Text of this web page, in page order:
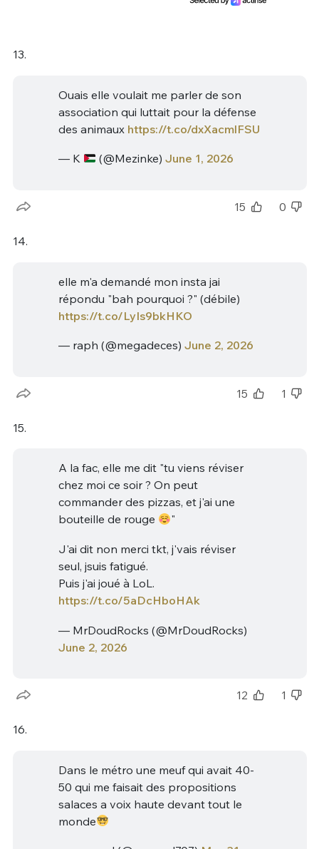
13.
Ouais elle voulait me parler de son
association qui luttait pour la défense
des animaux https://t.co/dxXacmlFSU
— K (@Mezinke) June 1, 2026
15 0
14.
elle m'a demandé mon insta jai
répondu "bah pourquoi ?" (débile)
https://t.co/LyIs9bkHKO
— raph (@megadeces) June 2, 2026
15 1
15.
A la fac, elle me dit "tu viens réviser
chez moi ce soir ? On peut
commander des pizzas, et j'ai une
bouteille de rouge
"
J'ai dit non merci tkt, j'vais réviser
seul, jsuis fatigué.
Puis j'ai joué à LoL.
https://t.co/5aDcHboHAk
— MrDoudRocks (@MrDoudRocks)
June 2, 2026
12 1
16.
Dans le métro une meuf qui avait 40-
50 qui me faisait des propositions
salaces a voix haute devant tout le
monde